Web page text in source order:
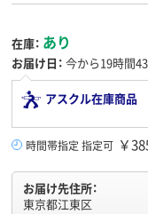
在庫： あり
お届け日： 今から19時間
アスクル在庫商品
時間帯指定 指定可 ￥
お届け先住所：
東京都江東区